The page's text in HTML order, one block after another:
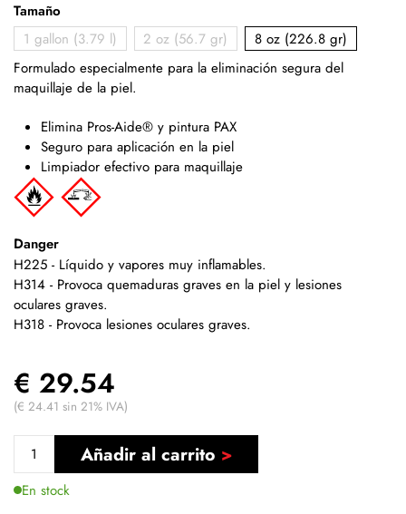
Tamaño
1 gallon (3.79 l)
2 oz (56.7 gr)
8 oz (226.8 gr)
Formulado especialmente para la eliminación segura del
maquillaje de la piel.
Elimina Pros-Aide® y pintura PAX
Seguro para aplicación en la piel
Limpiador efectivo para maquillaje
Danger
H225 - Líquido y vapores muy inflamables.
H314 - Provoca quemaduras graves en la piel y lesiones
oculares graves.
H318 - Provoca lesiones oculares graves.
€ 29.54
(€ 24.41 sin 21% IVA)
Añadir al carrito
En stock